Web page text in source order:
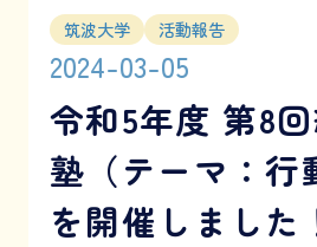
2024-03-05
筑波大学 活動報告
令和5年度 第8
塾（テーマ：行
を開催しました